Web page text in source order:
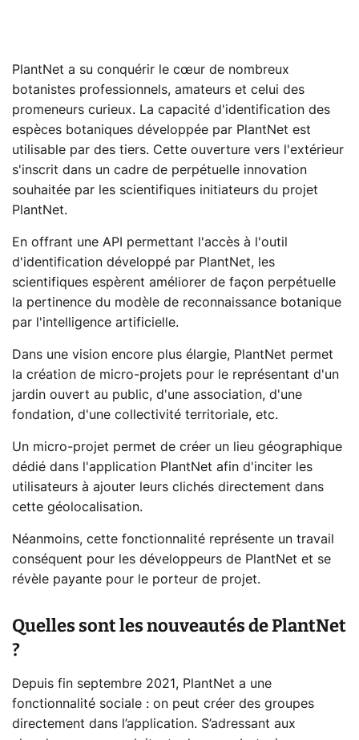
PlantNet a su conquérir le cœur de nombreux
botanistes professionnels, amateurs et celui des
promeneurs curieux. La capacité d'identification des
espèces botaniques développée par PlantNet est
utilisable par des tiers. Cette ouverture vers l'extérieur
s'inscrit dans un cadre de perpétuelle innovation
souhaitée par les scientifiques initiateurs du projet
PlantNet.
En offrant une API permettant l'accès à l'outil
d'identification développé par PlantNet, les
scientifiques espèrent améliorer de façon perpétuelle
la pertinence du modèle de reconnaissance botanique
par l'intelligence artificielle.
Dans une vision encore plus élargie, PlantNet permet
la création de micro-projets pour le représentant d'un
jardin ouvert au public, d'une association, d'une
fondation, d'une collectivité territoriale, etc.
Un micro-projet permet de créer un lieu géographique
dédié dans l'application PlantNet afin d'inciter les
utilisateurs à ajouter leurs clichés directement dans
cette géolocalisation.
Néanmoins, cette fonctionnalité représente un travail
conséquent pour les développeurs de PlantNet et se
révèle payante pour le porteur de projet.
Quelles sont les nouveautés de PlantNet
?
Depuis fin septembre 2021, PlantNet a une
fonctionnalité sociale : on peut créer des groupes
directement dans l’application. S’adressant aux